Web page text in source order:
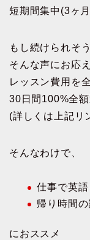
短期間集中(3ヶ
もし続けられそ
そんな声にお応
レッスン費用を
30日間100%全
(詳しくは上記リ
そんなわけで、
仕事で英
帰り時間
におススメ